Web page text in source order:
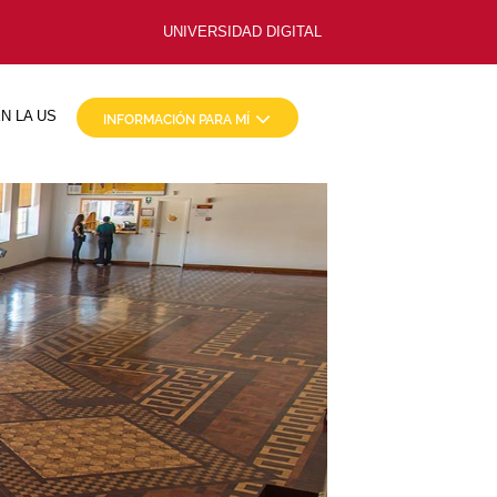
UNIVERSIDAD DIGITAL
LA US